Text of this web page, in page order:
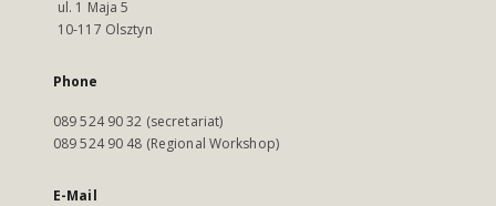
ul. 1 Maja 5
10-117 Olsztyn
Phone
089 524 90 32 (secretariat)
089 524 90 48 (Regional Workshop)
E-Mail